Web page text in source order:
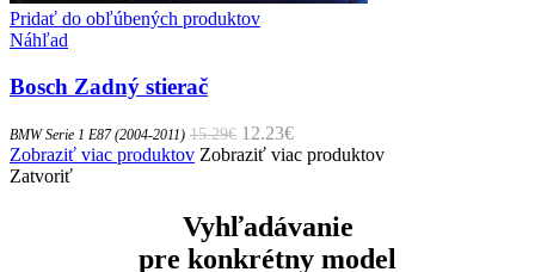
Pridať do obľúbených produktov
Náhľad
Bosch Zadný stierač
BMW Serie 1 E87 (2004-2011) 15.29€ Pôvodná cena bola: 15.29€.
12.23€
Zobraziť viac produktov Zobraziť viac produktov
Zatvoriť
Vyhľadávanie
pre konkrétny model